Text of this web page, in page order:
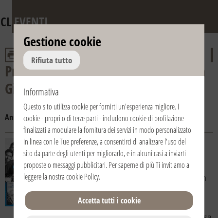
CLEVENTI
Presentazioni del libro «Vita di don
Giussani»
Anno: 2019 2018 2017 2016 2015 2014 2013
21/11/2014 | Italia / Italy | Crema
(Cremona)
Chiesa di San Bernardino
Presentazione del libro «Vita di don
Giussani» di Alberto Savorana
Venerdì 21 novembre 2014 alle ore 21,
Gestione cookie
Rifiuta tutto
Informativa
Questo sito utilizza cookie per fornirti un'esperienza migliore. I
cookie - propri o di terze parti - includono cookie di profilazione
finalizzati a modulare la fornitura dei servizi in modo personalizzato
in linea con le Tue preferenze, a consentirci di analizzare l'uso del
sito da parte degli utenti per migliorarlo, e in alcuni casi a inviarti
proposte o messaggi pubblicitari. Per saperne di più Ti invitiamo a
leggere la nostracookie Policy.
Accetta tutti i cookie